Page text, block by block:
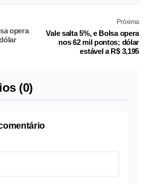
opera
Próxima
Vale salta 5%, e Bolsa opera
nos 62 mil pontos; dólar
estável a R$ 3,195
(0)